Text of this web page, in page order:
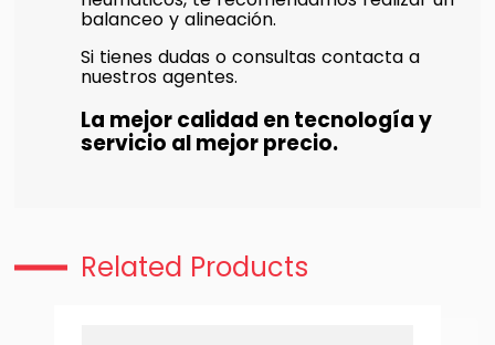
balanceo y alineación.
Si tienes dudas o consultas contacta a
nuestros agentes.
La mejor calidad en tecnología y
servicio al mejor precio.
Related Products